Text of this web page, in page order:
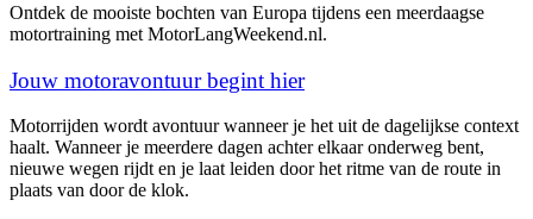
Ontdek de mooiste bochten van Europa tijdens een meerdaagse
motortraining met MotorLangWeekend.nl.
Jouw motoravontuur begint hier
Motorrijden wordt avontuur wanneer je het uit de dagelijkse context
haalt. Wanneer je meerdere dagen achter elkaar onderweg bent,
nieuwe wegen rijdt en je laat leiden door het ritme van de route in
plaats van door de klok.